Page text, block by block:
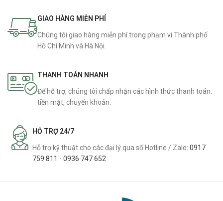
GIAO HÀNG MIỄN PHÍ
Chúng tôi giao hàng miễn phí trong phạm vi Thành phố
Hồ Chí Minh và Hà Nội.
THANH TOÁN NHANH
Để hỗ trợ, chúng tôi chấp nhận các hình thức thanh toán:
tiền mặt, chuyển khoản.
HỖ TRỢ 24/7
Hỗ trợ kỹ thuật cho các đại lý qua số Hotline / Zalo: 0917
759 811 - 0936 747 652